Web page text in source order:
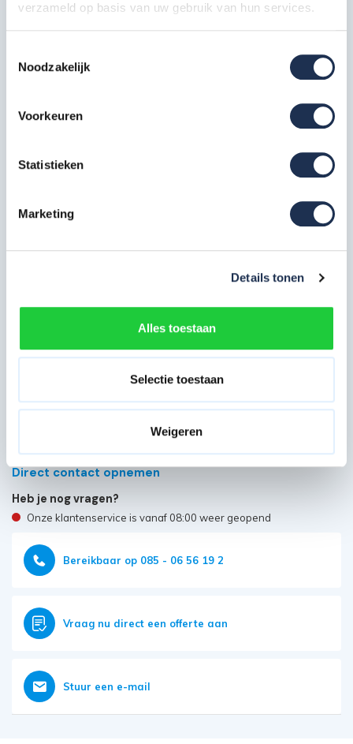
verzameld op basis van uw gebruik van hun services.
Noodzakelijk
Voorkeuren
Statistieken
Marketing
Details tonen
Alles toestaan
Selectie toestaan
Weigeren
m
Meest behulpzame reviews
Kwaliteit keurmerken, certificering en
veiligheidsnormen
Veelgestelde vragen
Eerder bekeken door jou
Direct contact opnemen
Heb je nog vragen?
Onze klantenservice is vanaf 08:00 weer geopend
Bereikbaar op 085 - 06 56 19 2
Vraag nu direct een offerte aan
Stuur een e-mail